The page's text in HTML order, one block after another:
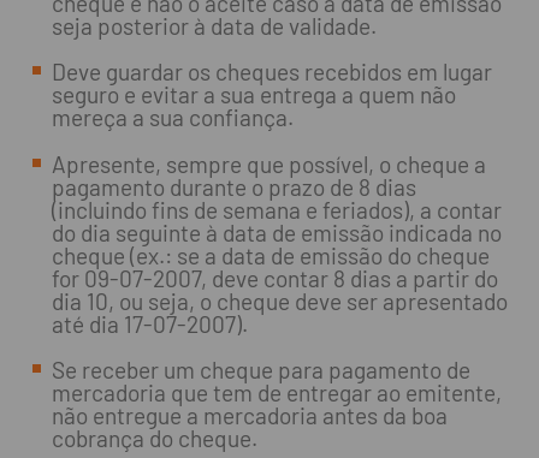
seja posterior à data de validade.
Deve guardar os cheques recebidos em lugar
seguro e evitar a sua entrega a quem não
mereça a sua confiança.
Apresente, sempre que possível, o cheque a
pagamento durante o prazo de 8 dias
(incluindo fins de semana e feriados), a contar
do dia seguinte à data de emissão indicada no
cheque (ex.: se a data de emissão do cheque
for 09-07-2007, deve contar 8 dias a partir do
dia 10, ou seja, o cheque deve ser apresentado
até dia 17-07-2007).
Se receber um cheque para pagamento de
mercadoria que tem de entregar ao emitente,
não entregue a mercadoria antes da boa
cobrança do cheque.